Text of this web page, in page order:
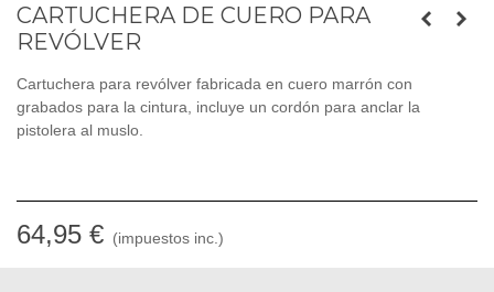
CARTUCHERA DE CUERO PARA
REVÓLVER
Cartuchera para revólver fabricada en cuero marrón con
grabados para la cintura, incluye un cordón para anclar la
pistolera al muslo.
64,95 € (impuestos inc.)